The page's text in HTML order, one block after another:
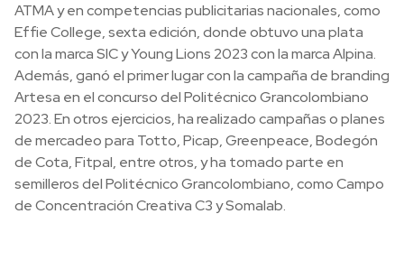
ATMA y en competencias publicitarias nacionales, como
Effie College, sexta edición, donde obtuvo una plata
con la marca SIC y Young Lions 2023 con la marca Alpina.
Además, ganó el primer lugar con la campaña de branding
Artesa en el concurso del Politécnico Grancolombiano
2023. En otros ejercicios, ha realizado campañas o planes
de mercadeo para Totto, Picap, Greenpeace, Bodegón
de Cota, Fitpal, entre otros, y ha tomado parte en
semilleros del Politécnico Grancolombiano, como Campo
de Concentración Creativa C3 y Somalab.